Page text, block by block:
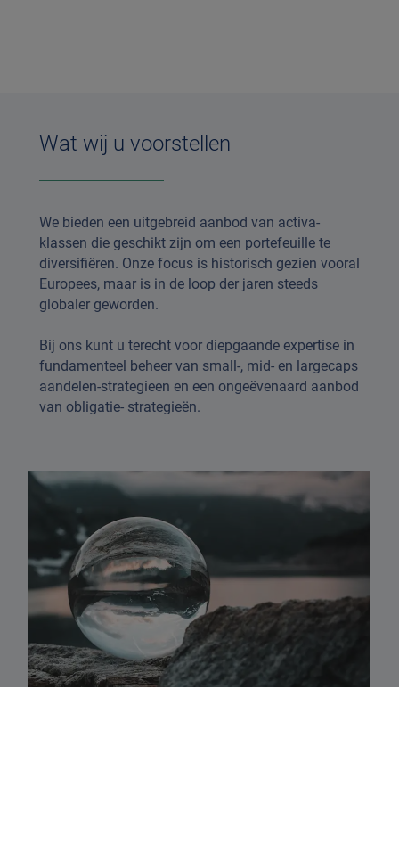
Wat wij u voorstellen
We bieden een uitgebreid aanbod van activa-
klassen die geschikt zijn om een portefeuille te
diversifiëren. Onze focus is historisch gezien vooral
Europees, maar is in de loop der jaren steeds
globaler geworden.
Bij ons kunt u terecht voor diepgaande expertise in
fundamenteel beheer van small-, mid- en largecaps
aandelen-strategieen en een ongeëvenaard aanbod
van obligatie- strategieën.